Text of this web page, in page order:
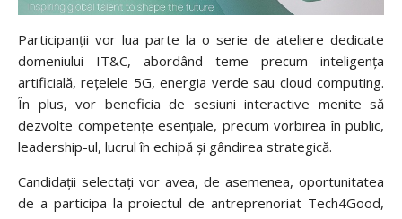
Participanții vor lua parte la o serie de ateliere dedicate
domeniului IT&C, abordând teme precum inteligența
artificială, rețelele 5G, energia verde sau cloud computing.
În plus, vor beneficia de sesiuni interactive menite să
dezvolte competențe esențiale, precum vorbirea în public,
leadership-ul, lucrul în echipă și gândirea strategică.
Candidații selectați vor avea, de asemenea, oportunitatea
de a participa la proiectul de antreprenoriat Tech4Good,